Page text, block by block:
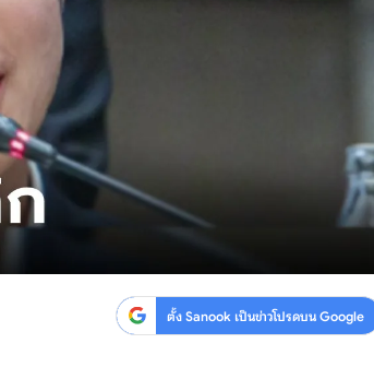
ตั้ง Sanook เป็นข่าวโปรดบน Google